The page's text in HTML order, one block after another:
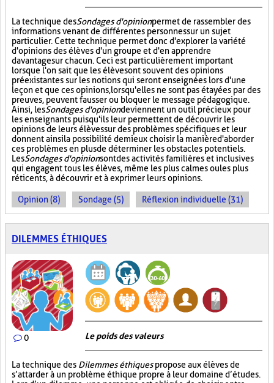
La technique desSondages d'opinionpermet de rassembler des
informations venant de différentes personnes sur un sujet
particulier. Cette technique permet donc d'explorer la variété
d'opinions des élèves d'un groupe et d'en apprendre
davantage sur chacun. Ceci est particulièrement important
lorsque l'on sait que les élèves ont souvent des opinions
préexistantes sur les notions qui seront enseignées lors d'une
leçon et que ces opinions, lorsqu'elles ne sont pas étayées par des
preuves, peuvent fausser ou bloquer le message pédagogique.
Ainsi, lesSondages d'opiniondeviennent un outil précieux pour
les enseignants puisqu'ils leur permettent de découvrir les
opinions de leurs élèves sur des problèmes spécifiques et leur
donnent ainsi la possibilité de mieux choisir la manière d'aborder
ces problèmes en plus de déterminer les obstacles potentiels.
LesSondages d'opinionsont des activités familières et inclusives
qui engagent tous les élèves, même les plus calmes ou les plus
réticents, à découvrir et à exprimer leurs opinions.
Opinion (8) Sondage (5) Réflexion individuelle (31)
DILEMMES ÉTHIQUES
0 Le poids des valeurs
La technique des Dilemmes éthiquespropose aux élèves de
s’attarder à un problème éthique propre à leur domaine d’études.